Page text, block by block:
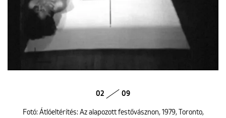
02 09
Fotó: Átlóeltérítés: Az alapozott festővásznon, 1979, Toronto,